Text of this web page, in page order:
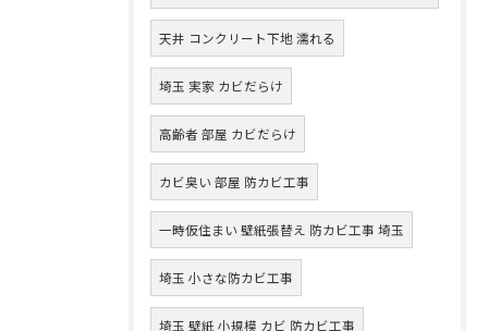
天井 コンクリート下地 濡れる
埼玉 実家 カビだらけ
高齢者 部屋 カビだらけ
カビ臭い 部屋 防カビ工事
一時仮住まい 壁紙張替え 防カビ工事 埼玉
埼玉 小さな防カビ工事
埼玉 壁紙 小規模 カビ 防カビ工事